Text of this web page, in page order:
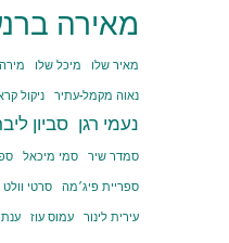
מאירה
מאיר שלו מיכל שלו
נאוה מקמל-עתיר
ניקול
נעמי רגן סביון
סמדר שיר
סמי מיכאל
ספריית פיג׳מה
סרטי וולט
עירית לינור
עמוס עוז